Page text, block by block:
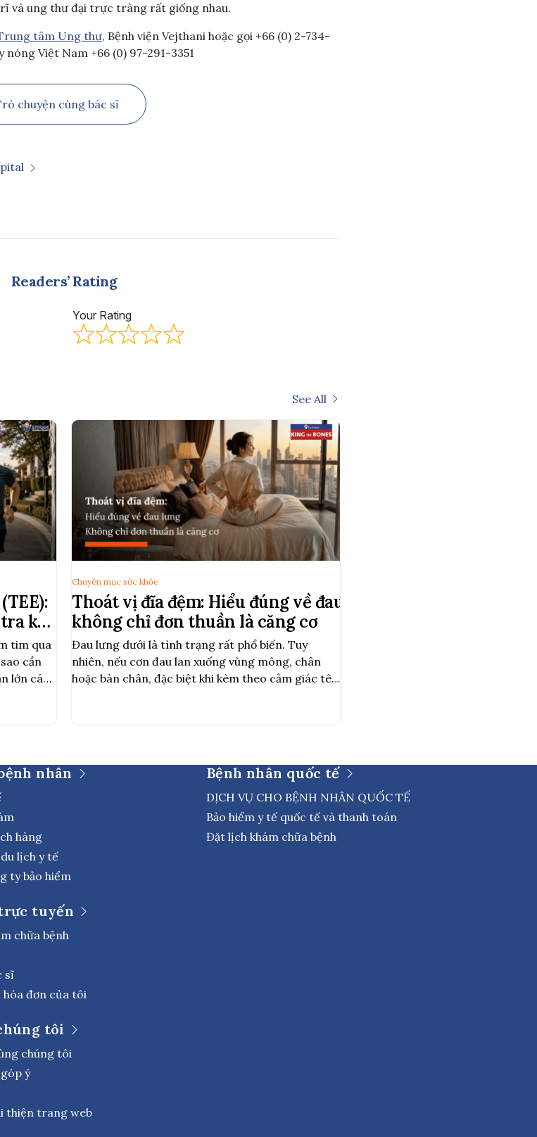
và ung thư đại trực tràng rất giống nhau.
tâm Ung thư, Bệnh viện Vejthani hoặc gọi +66 (0) 2-734-
Việt Nam +66 (0) 97-291-3351
chuyện cùng bác sĩ
Readers’ Rating
Your Rating
See All
kỹ
tim qua
cần
lớn các
Thoát vị đĩa đệm: Hiểu đúng về đau lưng
không chỉ đơn thuần là căng cơ
Đau lưng dưới là tình trạng rất phổ biến. Tuy
nhiên, nếu cơn đau lan xuống vùng mông, chân
hoặc bàn chân, đặc biệt khi kèm theo cảm giác tê,
Chuyên mục sức khỏe
nhân
hàng
lịch y tế
ty bảo hiểm
tuyến
chữa bệnh
sĩ
đơn của tôi
tôi
chúng tôi
ý
thiện trang web
Bệnh nhân quốc tế
DỊCH VỤ CHO BỆNH NHÂN QUỐC TẾ
Bảo hiểm y tế quốc tế và thanh toán
Đặt lịch khám chữa bệnh